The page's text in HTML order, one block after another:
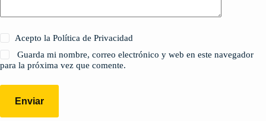
Acepto la Política de Privacidad
Guarda mi nombre, correo electrónico y web en este navegador
para la próxima vez que comente.
Enviar